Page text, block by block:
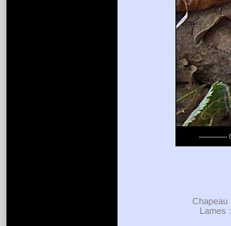
Chapeau
Lames